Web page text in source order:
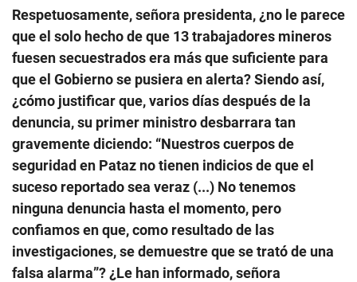
Respetuosamente, señora presidenta, ¿no le parece
que el solo hecho de que 13 trabajadores mineros
fuesen secuestrados era más que suficiente para
que el Gobierno se pusiera en alerta? Siendo así,
¿cómo justificar que, varios días después de la
denuncia, su primer ministro desbarrara tan
gravemente diciendo: “Nuestros cuerpos de
seguridad en Pataz no tienen indicios de que el
suceso reportado sea veraz (...) No tenemos
ninguna denuncia hasta el momento, pero
confiamos en que, como resultado de las
investigaciones, se demuestre que se trató de una
falsa alarma”? ¿Le han informado, señora